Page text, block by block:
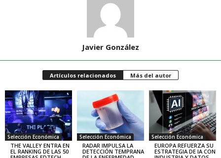
Javier González
Artículos relacionados Más del autor
Selección Económica
THE VALLEY ENTRA EN
EL RANKING DE LAS 50
Selección Económica
RADAR IMPULSA LA
DETECCIÓN TEMPRANA
Selección Económica
EUROPA REFUERZA SU
ESTRATEGIA DE IA CON